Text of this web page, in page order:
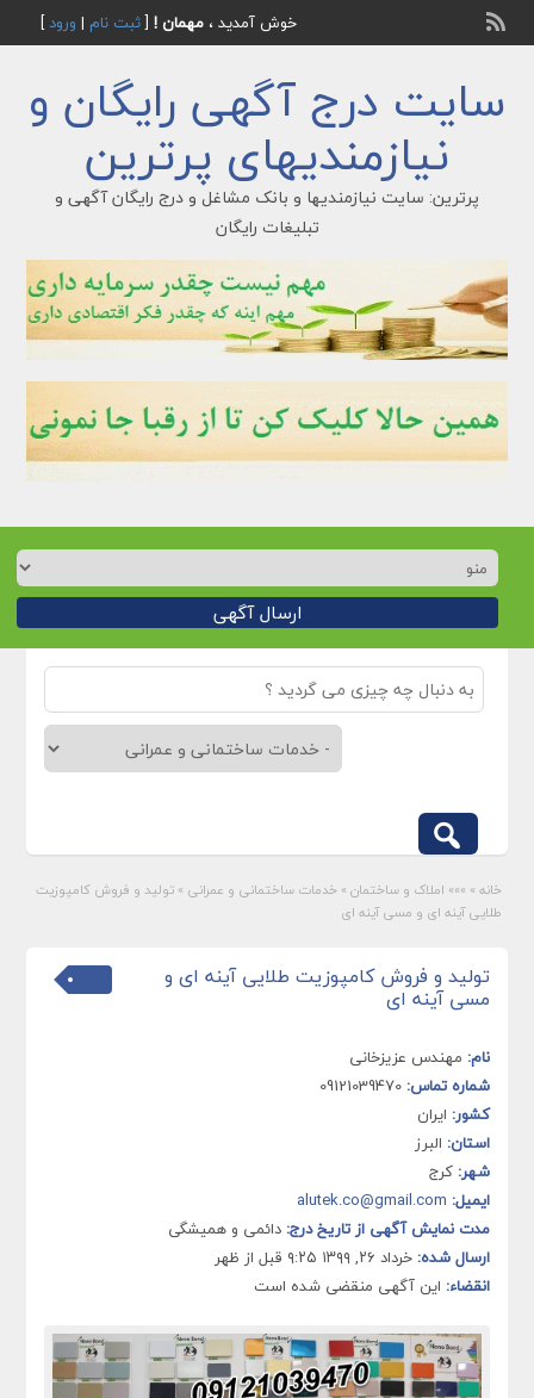
خوش آمدید ، مهمان ![ثبت نام | ورود]
سایت درج آگهی رایگان و
نیازمندیهای پرترین
پرترین: سایت نیازمندیها و بانک مشاغل و درج رایگان آگهی و
تبلیغات رایگان
ارسال آگهی
خانه » »»» املاک و ساختمان » خدمات ساختمانی و عمرانی » تولید و فروش کامپوزیت
طلایی آینه ای و مسی آینه ای
تولید و فروش کامپوزیت طلایی آینه ای و
مسی آینه ای
نام: مهندس عزیزخانی
شماره تماس: 09121039470
کشور: ایران
استان: البرز
شهر: کرج
ایمیل: alutek.co@gmail.com
مدت نمایش آگهی از تاریخ درج: دائمی و همیشگی
ارسال شده: خرداد ۲۶, ۱۳۹۹ ۹:۲۵ قبل از ظهر
انقضاء: این آگهی منقضی شده است